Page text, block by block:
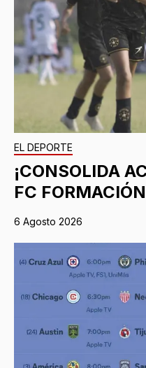
EL DEPORTE
¡CONSOLIDA
FC
6 Agosto 2026